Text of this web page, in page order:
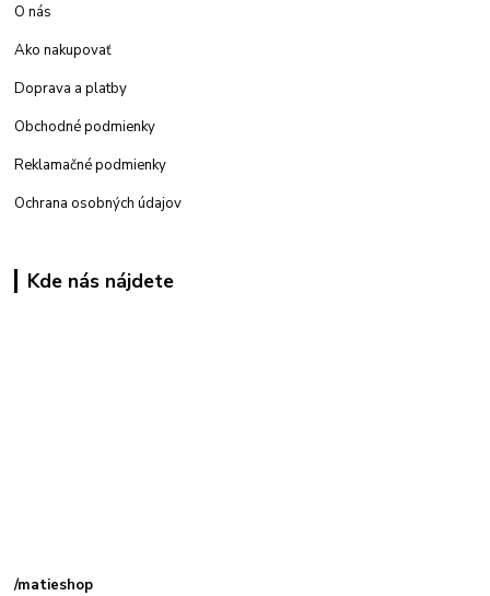
O nás
Ako nakupovať
Doprava a platby
Obchodné podmienky
Reklamačné podmienky
Ochrana osobných údajov
Kde nás nájdete
/matieshop